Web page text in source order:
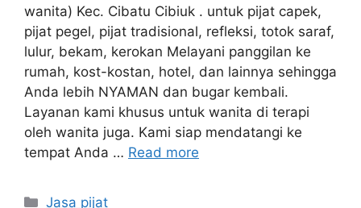
wanita) Kec. Cibatu Cibiuk . untuk pijat capek,
pijat pegel, pijat tradisional, refleksi, totok saraf,
lulur, bekam, kerokan Melayani panggilan ke
rumah, kost-kostan, hotel, dan lainnya sehingga
Anda lebih NYAMAN dan bugar kembali.
Layanan kami khusus untuk wanita di terapi
oleh wanita juga. Kami siap mendatangi ke
tempat Anda … Read more
Categories
Jasa pijat